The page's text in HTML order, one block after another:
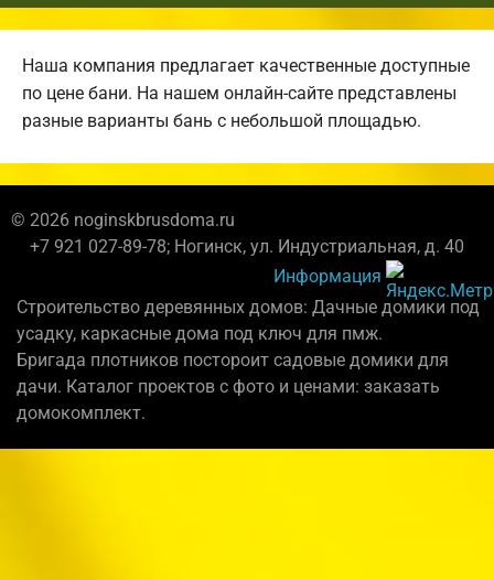
Наша компания предлагает качественные доступные
по цене бани. На нашем онлайн-сайте представлены
разные варианты бань с небольшой площадью.
© 2026 noginskbrusdoma.ru
+7 921 027-89-78; Ногинск, ул. Индустриальная, д. 40
Информация
Строительство деревянных домов: Дачные домики под
усадку, каркасные дома под ключ для пмж.
Бригада плотников постороит садовые домики для
дачи. Каталог проектов с фото и ценами: заказать
домокомплект.